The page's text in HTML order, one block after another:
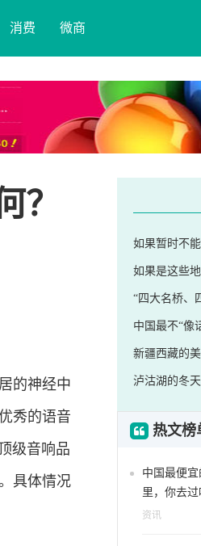
消费 微商
？
的神经中
秀的语音
级音响品
具体情况
如果暂时不
如果是这些
“四大名桥、
中国最不“像
新疆西藏的
泸沽湖的冬
热文榜
中国最便
里，你去过
资讯